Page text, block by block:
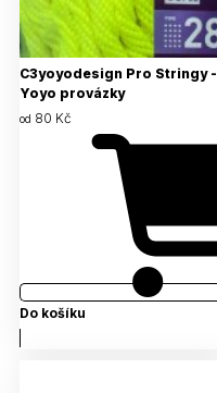
C3yoyodesign Pro Stringy -
Yoyo provázky
od 80 Kč
Do košíku